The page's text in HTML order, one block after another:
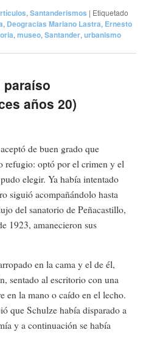
,Santanderismos | Etiquetado
, Deogracias Mariano Lastra, Ernesto
,museo,Santander,urbanismo
años 20)
de buen grado que
refugio: optó por el crimen y el
elegir. Ya había intentado
siguió acompañándolo hasta
del sanatorio de Peñacastillo,
1923, amanecieron sus
en la cama y el de él,
sentado al escritorio con una
en la mano o caído en el lecho.
que Schulze había disparado a
y a continuación se había